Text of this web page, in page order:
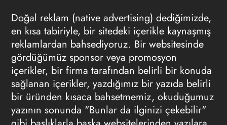
Doğal reklam (native advertising) dediğimizde,
en kısa tabiriyle, bir sitedeki içerikle kaynaşmış
reklamlardan bahsediyoruz. Bir websitesinde
gördüğümüz sponsor veya promosyon
içerikler, bir firma tarafından belirli bir konuda
sağlanan içerikler, yazdığımız bir yazıda belirli
bir üründen kısaca bahsetmemiz, okuduğumuz
yazının sonunda "Bunlar da ilginizi çekebilir"